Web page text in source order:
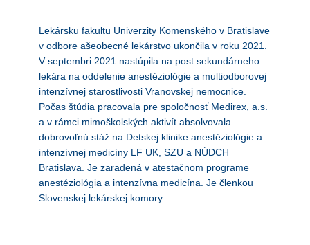
Lekársku fakultu Univerzity Komenského v Bratislave
v odbore ašeobecné lekárstvo ukončila v roku 2021.
V septembri 2021 nastúpila na post sekundárneho
lekára na oddelenie anestéziológie a multiodborovej
intenzívnej starostlivosti Vranovskej nemocnice.
Počas štúdia pracovala pre spoločnosť Medirex, a.s.
a v rámci mimoškolských aktivít absolvovala
dobrovoľnú stáž na Detskej klinike anestéziológie a
intenzívnej medicíny LF UK, SZU a NÚDCH
Bratislava. Je zaradená v atestačnom programe
anestéziológia a intenzívna medicína. Je členkou
Slovenskej lekárskej komory.